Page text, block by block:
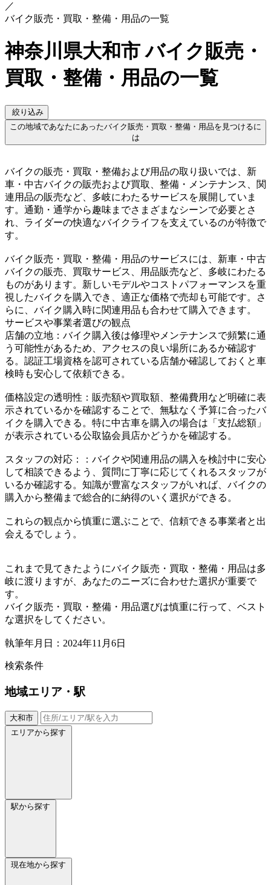
／
バイク販売・買取・整備・用品の一覧
神奈川県大和市 バイク販売・
買取・整備・用品の一覧
絞り込み
この地域であなたにあったバイク販売・買取・整備・用品を見つけるに
は
バイクの販売・買取・整備および用品の取り扱いでは、新
車・中古バイクの販売および買取、整備・メンテナンス、関
連用品の販売など、多岐にわたるサービスを展開していま
す。通勤・通学から趣味までさまざまなシーンで必要とさ
れ、ライダーの快適なバイクライフを支えているのが特徴で
す。
バイク販売・買取・整備・用品のサービスには、新車・中古
バイクの販売、買取サービス、用品販売など、多岐にわたる
ものがあります。新しいモデルやコストパフォーマンスを重
視したバイクを購入でき、適正な価格で売却も可能です。さ
らに、バイク購入時に関連用品も合わせて購入できます。
サービスや事業者選びの観点
店舗の立地：バイク購入後は修理やメンテナンスで頻繁に通
う可能性があるため、アクセスの良い場所にあるか確認す
る。認証工場資格を認可されている店舗か確認しておくと車
検時も安心して依頼できる。
価格設定の透明性：販売額や買取額、整備費用など明確に表
示されているかを確認することで、無駄なく予算に合ったバ
イクを購入できる。特に中古車を購入の場合は「支払総額」
が表示されている公取協会員店かどうかを確認する。
スタッフの対応：：バイクや関連用品の購入を検討中に安心
して相談できるよう、質問に丁寧に応じてくれるスタッフが
いるか確認する。知識が豊富なスタッフがいれば、バイクの
購入から整備まで総合的に納得のいく選択ができる。
これらの観点から慎重に選ぶことで、信頼できる事業者と出
会えるでしょう。
これまで見てきたようにバイク販売・買取・整備・用品は多
岐に渡りますが、あなたのニーズに合わせた選択が重要で
す。
バイク販売・買取・整備・用品選びは慎重に行って、ベスト
な選択をしてください。
執筆年月日：2024年11月6日
検索条件
地域エリア・駅
大和市
エリアから探す
駅から探す
現在地から探す